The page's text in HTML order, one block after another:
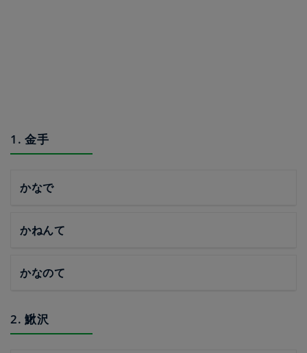
1. 金手
かなで
かねんて
かなのて
2. 鰍沢